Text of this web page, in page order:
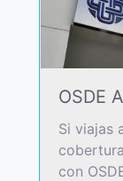
OSDE
Si viajas
con